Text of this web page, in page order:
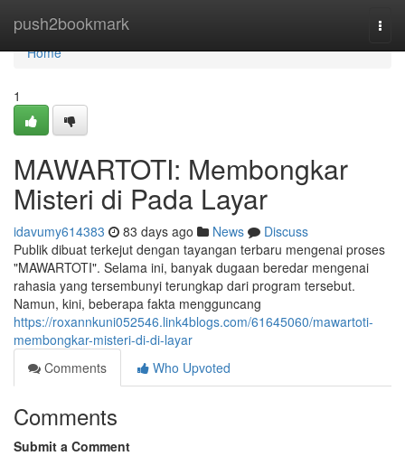
push2bookmark
Home
Home
1
MAWARTOTI: Membongkar
Misteri di Pada Layar
idavumy614383 83 days ago News
Discuss
Publik dibuat terkejut dengan tayangan terbaru mengenai proses
"MAWARTOTI". Selama ini, banyak dugaan beredar mengenai
rahasia yang tersembunyi terungkap dari program tersebut.
Namun, kini, beberapa fakta mengguncang
https://roxannkuni052546.link4blogs.com/61645060/mawartoti-
membongkar-misteri-di-di-layar
Comments
Who Upvoted
Comments
Submit a Comment